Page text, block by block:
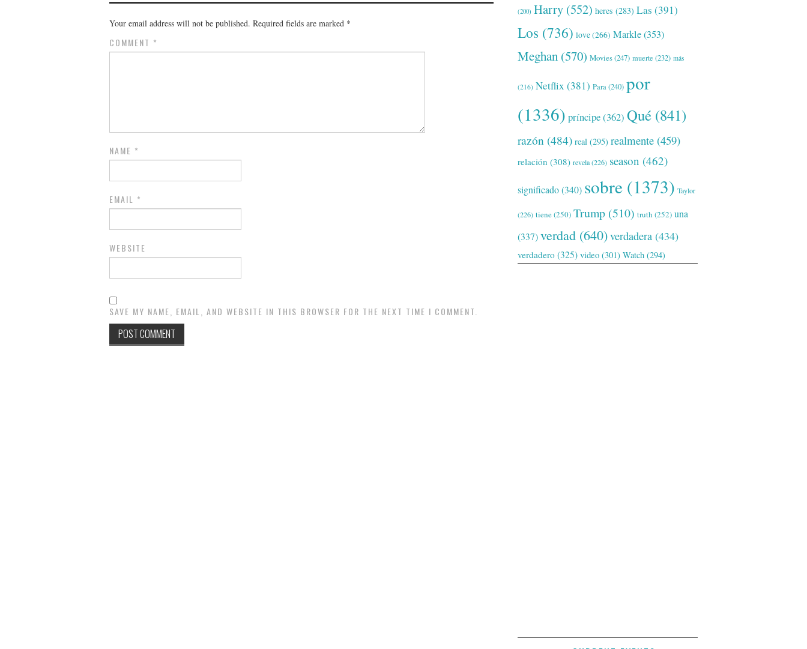
Your email address will not be published. Required fields are marked *
COMMENT *
NAME *
EMAIL *
WEBSITE
SAVE MY NAME, EMAIL, AND WEBSITE IN THIS BROWSER FOR THE NEXT TIME I COMMENT.
(200) Harry (552) heres (283) Las (391)
Los (736) love(266) Markle(353)
Meghan (570) Movies(247) muerte (232) más
(216) Netflix (381) Para(240) por
(1336) príncipe(362) Qué (841)
razón (484) real (295) realmente (459)
relación (308) revela(226) season (462)
significado(340) sobre (1373) Taylor
(226) tiene(250) Trump (510) truth (252) una
(337)verdad (640)verdadera (434)
verdadero (325) video (301) Watch (294)